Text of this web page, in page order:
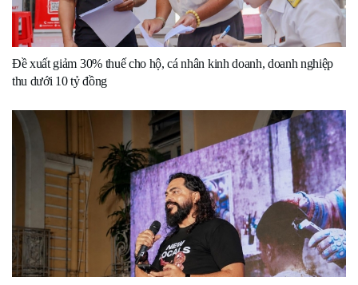
Đề xuất giảm 30% thuế cho hộ, cá nhân kinh doanh, doanh nghiệp
thu dưới 10 tỷ đồng